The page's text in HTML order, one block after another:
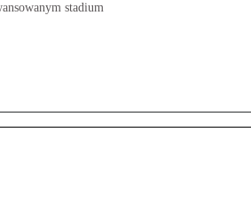
stadium